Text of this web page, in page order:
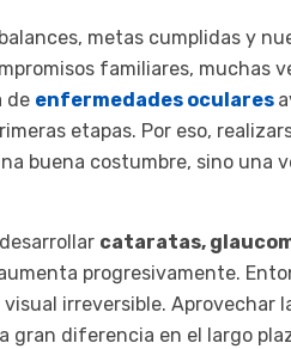
metas cumplidas y
familiares, muchas
de enfermedades oculares
etapas. Por eso,
buena costumbre, sino una
cataratas,
progresivamente.
irreversible. Aprovechar
gran diferencia en el largo